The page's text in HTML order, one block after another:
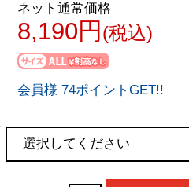
ネット通常価格
8,190円 (税込)
会員様 74ポイントGET!!